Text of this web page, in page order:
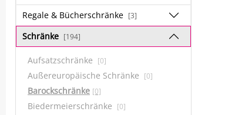
Regale & Bücherschränke [3]
Schränke [194]
Aufsatzschränke [0]
Außereuropäische Schränke [0]
Barockschränke [0]
Biedermeierschränke [0]